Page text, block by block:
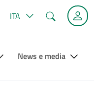
ITA Cerca
News e media